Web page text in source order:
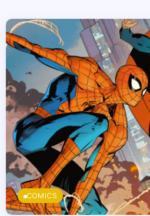
COMICS